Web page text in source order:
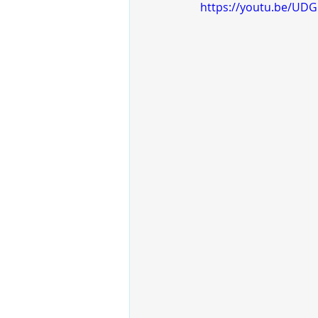
https://youtu.be/